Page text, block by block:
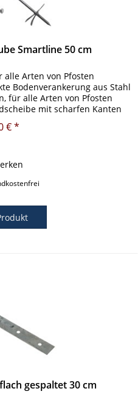
Smartline 50 cm
Arten von Pfosten
Bodenverankerung aus Stahl
für alle Arten von Pfosten
mit scharfen Kanten
€ *
gespaltet 30 cm